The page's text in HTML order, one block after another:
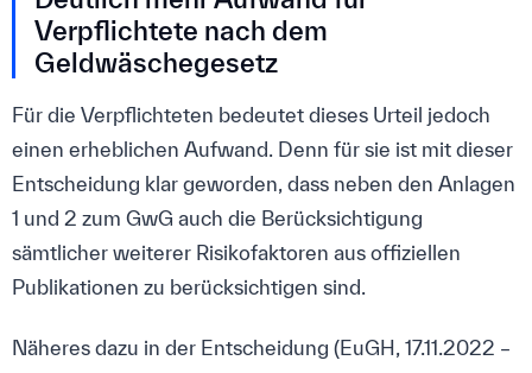
Verpflichtete nach dem
Geldwäschegesetz
Für die Verpflichteten bedeutet dieses Urteil jedoch
einen erheblichen Aufwand. Denn für sie ist mit dieser
Entscheidung klar geworden, dass neben den Anlagen
1 und 2 zum GwG auch die Berücksichtigung
sämtlicher weiterer Risikofaktoren aus offiziellen
Publikationen zu berücksichtigen sind.
Näheres dazu in der Entscheidung (EuGH, 17.11.2022 –